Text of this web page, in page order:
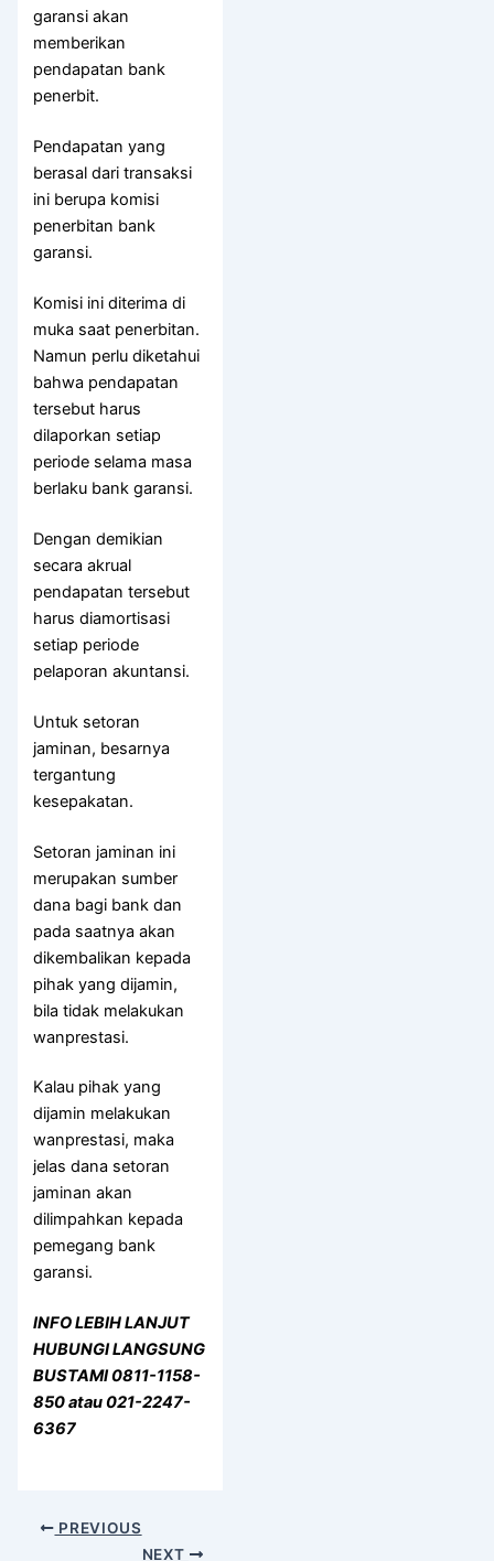
garansi akan
memberikan
pendapatan bank
penerbit.
Pendapatan yang
berasal dari transaksi
ini berupa komisi
penerbitan bank
garansi.
Komisi ini diterima di
muka saat penerbitan.
Namun perlu diketahui
bahwa pendapatan
tersebut harus
dilaporkan setiap
periode selama masa
berlaku bank garansi.
Dengan demikian
secara akrual
pendapatan tersebut
harus diamortisasi
setiap periode
pelaporan akuntansi.
Untuk setoran
jaminan, besarnya
tergantung
kesepakatan.
Setoran jaminan ini
merupakan sumber
dana bagi bank dan
pada saatnya akan
dikembalikan kepada
pihak yang dijamin,
bila tidak melakukan
wanprestasi.
Kalau pihak yang
dijamin melakukan
wanprestasi, maka
jelas dana setoran
jaminan akan
dilimpahkan kepada
pemegang bank
garansi.
INFO LEBIH LANJUT
HUBUNGI LANGSUNG
BUSTAMI 0811-1158-
850 atau 021-2247-
6367
PREVIOUS
NEXT